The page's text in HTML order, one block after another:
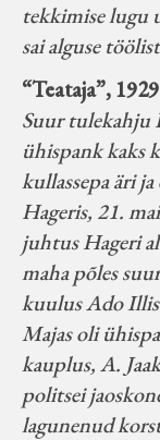
tekkimise lugu
sai alguse
“Teataja”,
Suur tulekahju
ühispank kaks
kullassepa äri
Hageris, 21.
juhtus Hageri
maha põles
kuulus Ado
Majas oli
kauplus, A.
politsei
lagunenud